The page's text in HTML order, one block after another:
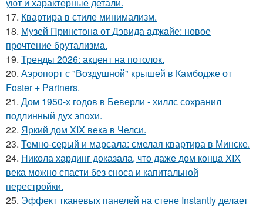
17. Квартира в стиле минимализм.
18. Музей Принстона от Дэвида аджайе: новое
прочтение брутализма.
19. Тренды 2026: акцент на потолок.
20. Аэропорт с "Воздушной" крышей в Камбодже от
Foster + Partners.
21. Дом 1950-х годов в Беверли - хиллс сохранил
подлинный дух эпохи.
22. Яркий дом XIX века в Челси.
23. Темно-серый и марсала: смелая квартира в Минске.
24. Никола хардинг доказала, что даже дом конца XIX
века можно спасти без сноса и капитальной
перестройки.
25. Эффект тканевых панелей на стене Instantly делает